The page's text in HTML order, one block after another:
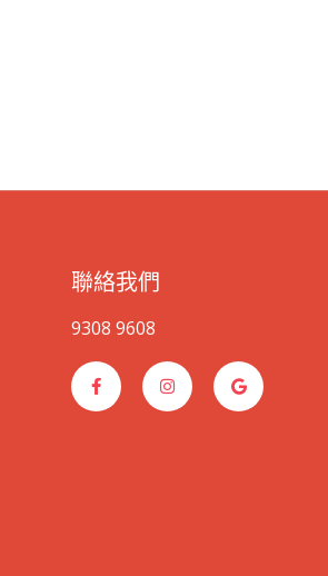
聯絡我們
9308 9608
F
a
c
e
I
n
t
G
o
o
g